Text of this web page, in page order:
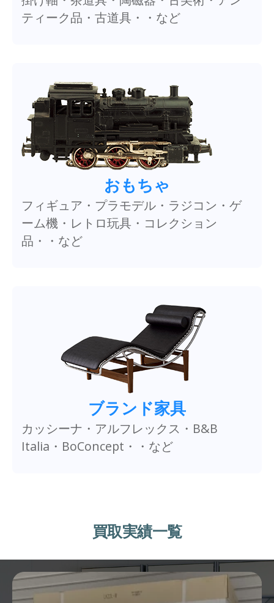
ティーク品・古道具・・など
おもちゃ
フィギュア・プラモデル・ラジコン・ゲ
ーム機・レトロ玩具・コレクション
品・・など
ブランド家具
カッシーナ・アルフレックス・B&B
Italia・BoConcept・・など
買取実績一覧